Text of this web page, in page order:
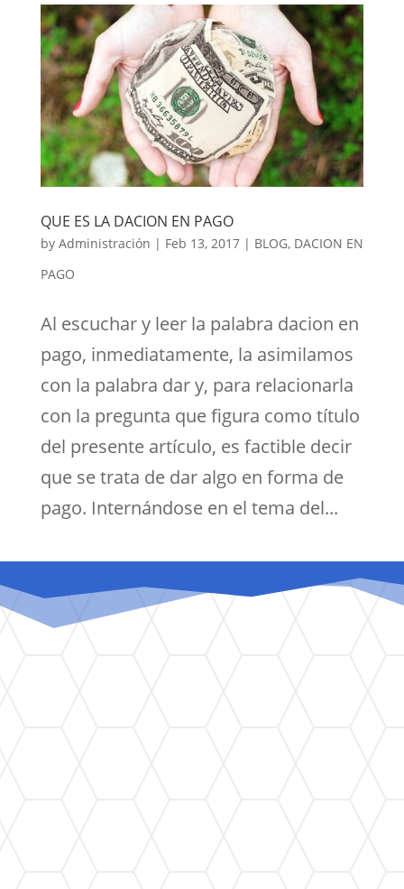
QUE ES LA DACION EN PAGO
by Administración | Feb 13, 2017| BLOG, DACION EN
PAGO
Al escuchar y leer la palabra dacion en
pago, inmediatamente, la asimilamos
con la palabra dar y, para relacionarla
con la pregunta que figura como título
del presente artículo, es factible decir
que se trata de dar algo en forma de
pago. Internándose en el tema del...